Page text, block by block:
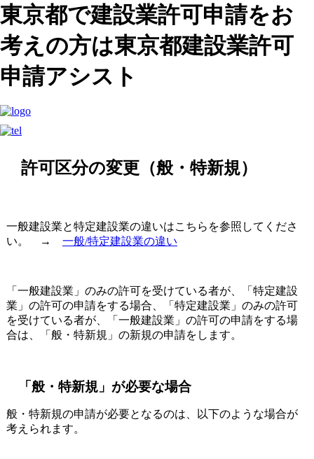
東京都で建設業許可申請をお
考えの方は東京都建設業許可
申請アシスト
許可区分の変更（般・特新規）
一般建設業と特定建設業の違いはこちらを参照してくださ
い。 → 一般/特定建設業の違い
「一般建設業」のみの許可を受けている者が、「特定建設
業」の許可の申請をする場合、「特定建設業」のみの許可
を受けている者が、「一般建設業」の許可の申請をする場
合は、「般・特新規」の新規の申請をします。
「般・特新規」が必要な場合
般・特新規の申請が必要となるのは、以下のような場合が
考えられます。